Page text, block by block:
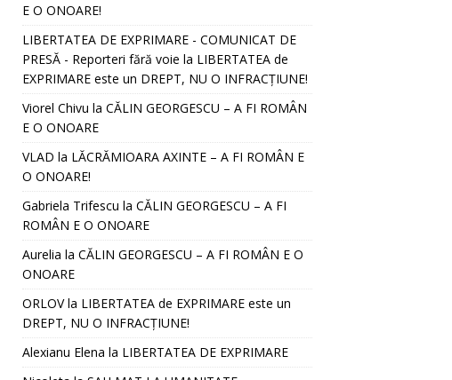
E O ONOARE!
LIBERTATEA DE EXPRIMARE - COMUNICAT DE
PRESĂ - Reporteri fără voie la LIBERTATEA de
EXPRIMARE este un DREPT, NU O INFRACȚIUNE!
Viorel Chivu la CĂLIN GEORGESCU – A FI ROMÂN
E O ONOARE
VLAD la LĂCRĂMIOARA AXINTE – A FI ROMÂN E
O ONOARE!
Gabriela Trifescu la CĂLIN GEORGESCU – A FI
ROMÂN E O ONOARE
Aurelia la CĂLIN GEORGESCU – A FI ROMÂN E O
ONOARE
ORLOVla LIBERTATEA de EXPRIMARE este un
DREPT, NU O INFRACȚIUNE!
Alexianu Elena la LIBERTATEA DE EXPRIMARE